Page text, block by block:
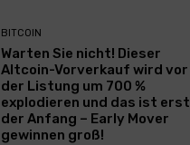
BITCOIN
Warten Sie nicht! Dieser
Altcoin-Vorverkauf wird vor
der Listung um 700 %
explodieren und das ist erst
der Anfang – Early Mover
gewinnen groß!